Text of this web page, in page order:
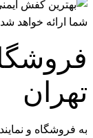
تهران
به فروشگاه و